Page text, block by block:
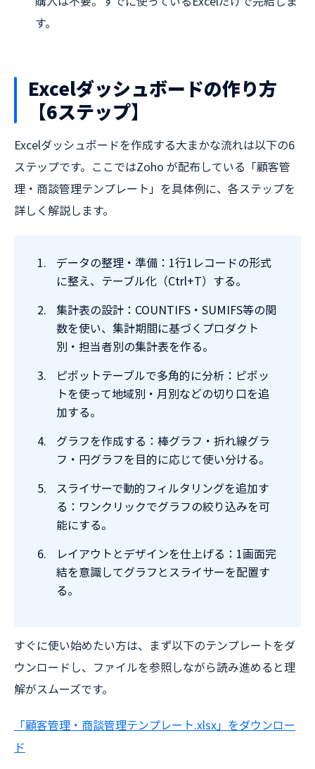
す。
Excelダッシュボードの作り方
【6ステップ】
Excelダッシュボードを作成する大まかな流れは以下の6
ステップです。ここではZoho が配布している「顧客管
理・商談管理テンプレート」を具体例に、各ステップを
詳しく解説します。
データの整理・準備：1行1レコードの形式
に整え、テーブル化（Ctrl+T）する。
集計表の設計：COUNTIFS・SUMIFS等の関
数を使い、集計期間に基づくプロダクト
別・担当者別の集計表を作る。
ピボットテーブルで多角的に分析：ピボッ
トを使って地域別・月別などの切り口を追
加する。
グラフを作成する：棒グラフ・折れ線グラ
フ・円グラフを目的に応じて使い分ける。
スライサーで動的フィルタリングを追加す
る：ワンクリックでグラフの絞り込みを可
能にする。
レイアウトとデザインを仕上げる：1画面完
結を意識してグラフとスライサーを配置す
る。
すぐに使い始めたい方は、まず以下のテンプレートをダ
ウンロードし、ファイルを参照しながら読み進めると理
解がスムーズです。
「顧客管理・商談管理テンプレート.xlsx」をダウンロー
ド